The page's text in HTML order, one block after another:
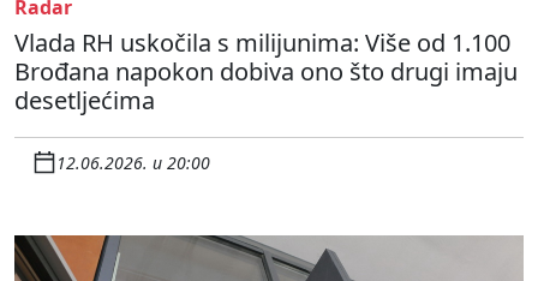
Radar
Vlada RH uskočila s milijunima: Više od 1.100
Brođana napokon dobiva ono što drugi imaju
desetljećima
12.06.2026. u 20:00